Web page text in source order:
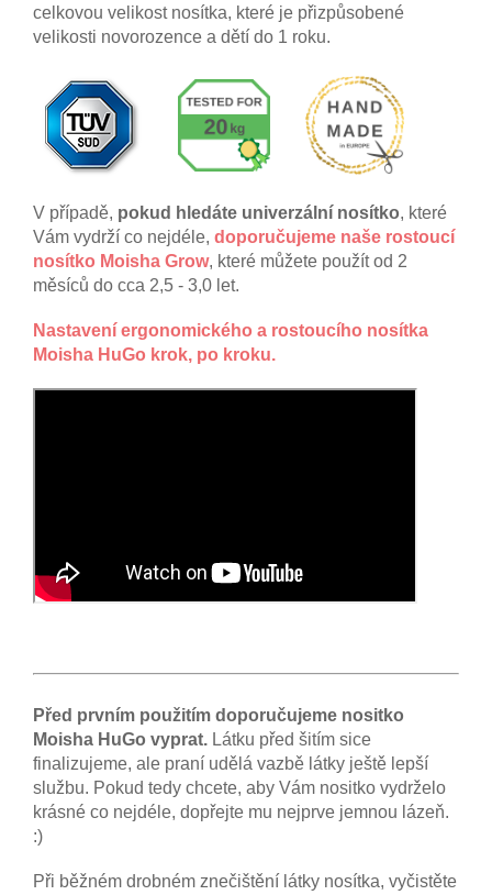
celkovou velikost nosítka, které je přizpůsobené
velikosti novorozence a dětí do 1 roku.
V případě, pokud hledáte univerzální nosítko, které
Vám vydrží co nejdéle, doporučujeme naše rostoucí
nosítko Moisha Grow, které můžete použít od 2
měsíců do cca 2,5 - 3,0 let.
Nastavení ergonomického a rostoucího nosítka
Moisha HuGo krok, po kroku.
Před prvním použitím doporučujeme nositko
Moisha HuGo vyprat. Látku před šitím sice
finalizujeme, ale praní udělá vazbě látky ještě lepší
službu. Pokud tedy chcete, aby Vám nositko vydrželo
krásné co nejdéle, dopřejte mu nejprve jemnou lázeň.
:)
Při běžném drobném znečištění látky nosítka, vyčistěte